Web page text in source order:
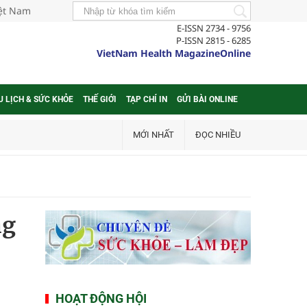
Nam
E-ISSN 2734 - 9756
P-ISSN 2815 - 6285
VietNam Health MagazineOnline
LỊCH & SỨC KHỎE THẾ GIỚI TẠP CHÍ IN GỬI BÀI ONLINE
MỚI NHẤT ĐỌC NHIỀU
HOẠT ĐỘNG HỘI